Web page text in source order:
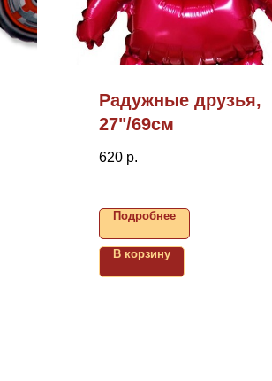
Радужные друзья,
27"/69см
620 р.
Подробнее
В корзину